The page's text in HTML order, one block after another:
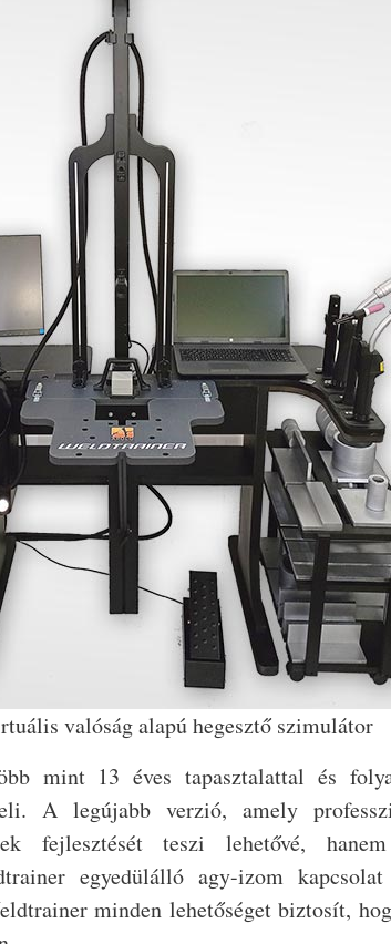
valóság alapú hegesztő szimulátor
mint 13 éves tapasztalattal és
A legújabb verzió, amely
fejlesztését teszi lehetővé,
egyedülálló agy-izom
minden lehetőséget biztosít,